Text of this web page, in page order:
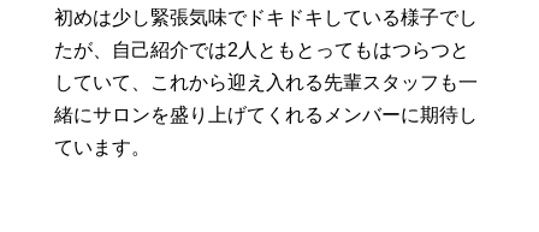
初めは少し緊張気味でドキドキしている様子でし
たが、自己紹介では2人ともとってもはつらつと
していて、これから迎え入れる先輩スタッフも一
緒にサロンを盛り上げてくれるメンバーに期待し
ています。